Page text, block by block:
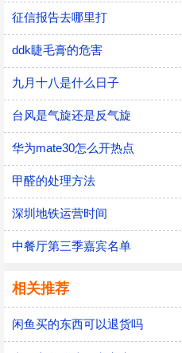
征信报告去哪里打
ddk睫毛膏的危害
九月十八是什么日子
台风是气旋还是反气旋
华为mate30怎么开热点
甲醛的处理方法
深圳地铁运营时间
中餐厅第三季嘉宾名单
相关推荐
闲鱼买的东西可以退货吗